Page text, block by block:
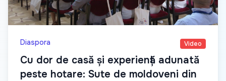
Diaspora Video
Cu dor de casă și experiență adunată
peste hotare: Sute de moldoveni din